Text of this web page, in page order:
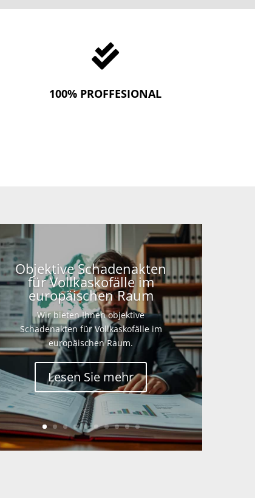

100% PROFFESIONAL
Objektive Schadenakten
für Vollkaskofälle im
europäischen Raum
Wir bieten Ihnen objektive
Schadenakten für Vollkaskofälle im
europäischen Raum.
Lesen Sie mehr